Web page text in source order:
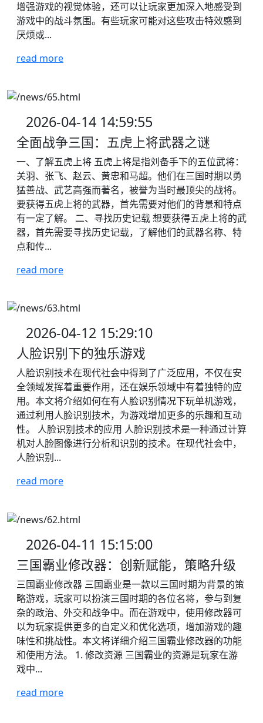
增强游戏的视觉体验，还可以让玩家更加深入地感受到
游戏中的战斗氛围。有些玩家可能对这些攻击特效感到
厌烦或...
read more
2026-04-14 14:59:55
全面战争三国：五虎上将武器之谜
一、了解五虎上将 五虎上将是指刘备手下的五位武将：
关羽、张飞、赵云、黄忠和马超。他们在三国时期以勇
猛善战、武艺高强而著名，被誉为当时最顶尖的战将。
要获得五虎上将的武器，首先需要对他们的背景和特点
有一定了解。 二、寻找历史记载 想要获得五虎上将的武
器，首先需要寻找历史记载，了解他们的武器名称、特
点和传...
read more
2026-04-12 15:29:10
人脸识别下的独乐游戏
人脸识别技术在现代社会中得到了广泛应用，不仅在安
全领域发挥着重要作用，还在娱乐领域中有着独特的应
用。本文将介绍如何在有人脸识别情况下玩单机游戏，
通过利用人脸识别技术，为游戏增加更多的乐趣和互动
性。 人脸识别技术的应用 人脸识别技术是一种通过计算
机对人脸图像进行分析和识别的技术。在现代社会中，
人脸识别...
read more
2026-04-11 15:15:00
三国霸业修改器：创新赋能，策略升级
三国霸业修改器 三国霸业是一款以三国时期为背景的策
略游戏，玩家可以扮演三国时期的各位名将，参与到复
杂的政治、外交和战争中。而在游戏中，使用修改器可
以为玩家提供更多的自定义和优化选项，增加游戏的趣
味性和挑战性。本文将详细介绍三国霸业修改器的功能
和使用方法。 1. 修改资源 三国霸业的资源是玩家在游
戏中...
read more